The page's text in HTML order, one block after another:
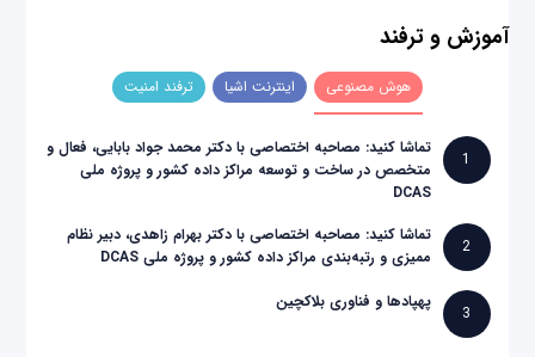
آموزش و ترفند
هوش مصنوعی اینترنت اشیا ترفند امنیت
1
تماشا کنید: مصاحبه اختصاصی با دکتر محمد جواد بابایی، فعال و
متخصص در ساخت و توسعه مراکز داده کشور و پروژه ملی
DCAS
2
تماشا کنید: مصاحبه اختصاصی با دکتر بهرام زاهدی، دبیر نظام
ممیزی و رتبه‌بندی مراکز داده کشور و پروژه ملی DCAS
3
پهپادها و فناوری بلاکچین